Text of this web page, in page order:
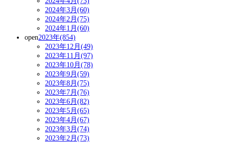
2024年3月(60)
2024年2月(75)
2024年1月(60)
open2023年(854)
2023年12月(49)
2023年11月(97)
2023年10月(78)
2023年9月(59)
2023年8月(75)
2023年7月(76)
2023年6月(82)
2023年5月(65)
2023年4月(67)
2023年3月(74)
2023年2月(73)